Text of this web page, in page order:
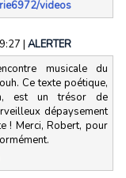
videos
| ALERTER
musicale du
Ce texte poétique,
est un trésor de
dépaysement
! Merci, Robert, pour